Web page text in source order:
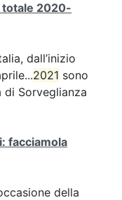
totale 2020-
dall’inizio
2021 sono
di Sorveglianza
facciamola
della